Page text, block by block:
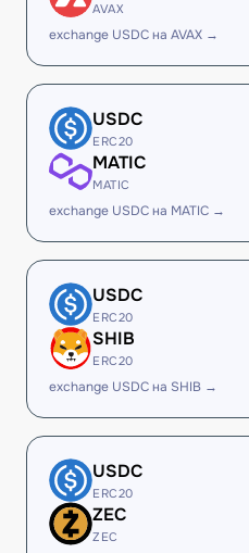
AVAX
exchange USDC на AVAX →
USDC
ERC20
MATIC
MATIC
exchange USDC на MATIC →
USDC
ERC20
SHIB
ERC20
exchange USDC на SHIB →
USDC
ERC20
ZEC
ZEC